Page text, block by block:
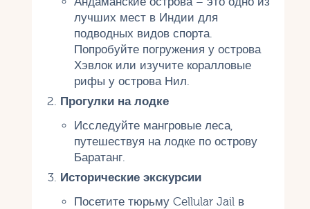
лучших мест в Индии для
подводных видов спорта.
Попробуйте погружения у острова
Хэвлок или изучите коралловые
рифы у острова Нил.
Прогулки на лодке
Исследуйте мангровые леса,
путешествуя на лодке по острову
Баратанг.
Исторические экскурсии
Посетите тюрьму Cellular Jail в